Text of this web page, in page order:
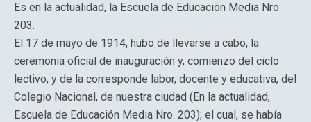
Es en la actualidad, la Escuela de Educación Media Nro.
203.
El 17 de mayo de 1914, hubo de llevarse a cabo, la
ceremonia oficial de inauguración y, comienzo del ciclo
lectivo, y de la corresponde labor, docente y educativa, del
Colegio Nacional, de nuestra ciudad (En la actualidad,
Escuela de Educación Media Nro. 203); el cual, se había